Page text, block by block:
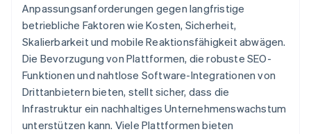
Anpassungsanforderungen gegen langfristige
betriebliche Faktoren wie Kosten, Sicherheit,
Skalierbarkeit und mobile Reaktionsfähigkeit abwägen.
Die Bevorzugung von Plattformen, die robuste SEO-
Funktionen und nahtlose Software-Integrationen von
Drittanbietern bieten, stellt sicher, dass die
Infrastruktur ein nachhaltiges Unternehmenswachstum
unterstützen kann. Viele Plattformen bieten